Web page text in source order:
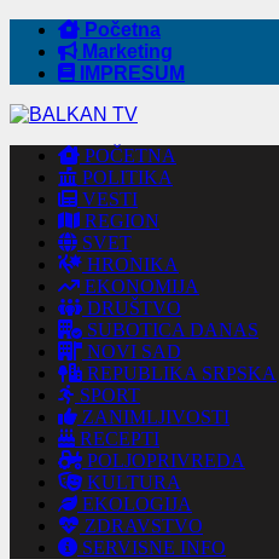
Početna
Marketing
IMPRESUM
POČETNA
POLITIKA
VESTI
REGION
SVET
HRONIKA
EKONOMIJA
DRUŠTVO
SUBOTICA DANAS
NOVI SAD
REPUBLIKA SRPSKA
SPORT
ZANIMLJIVOSTI
RECEPTI
POLJOPRIVREDA
KULTURA
EKOLOGIJA
ZDRAVSTVO
SERVISNE INFO